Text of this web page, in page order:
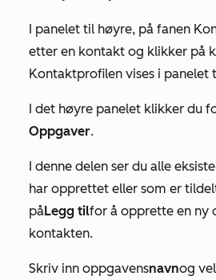
I panelet til høyre, på fanen
etter en kontakt og klikker på
Kontaktprofilen vises i panelet
I det høyre panelet klikker du
Oppgaver.
I denne delen ser du alle
har opprettet eller som er
påLegg tilfor å opprette en ny
kontakten.
Skriv inn oppgavensnavnog